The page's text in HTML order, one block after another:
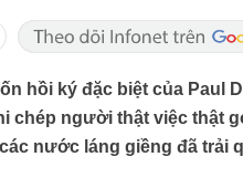
hồi ký đặc biệt của Paul
chép người thật việc thật
nước láng giềng đã trải